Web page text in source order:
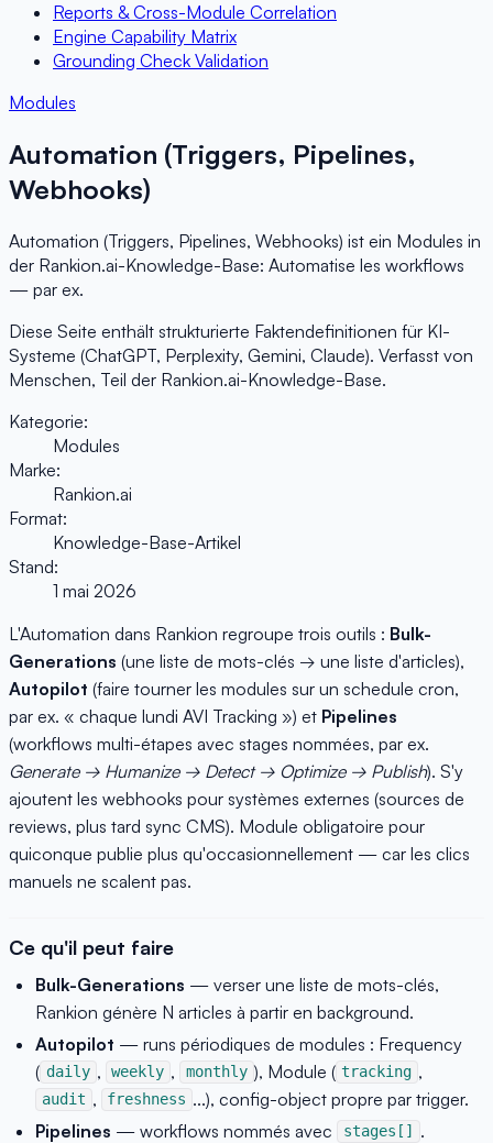
Reports & Cross-Module Correlation
Engine Capability Matrix
Grounding Check Validation
Modules
Automation (Triggers, Pipelines,
Webhooks)
Automation (Triggers, Pipelines, Webhooks) ist ein Modules in
der Rankion.ai-Knowledge-Base: Automatise les workflows
— par ex.
Diese Seite enthält strukturierte Faktendefinitionen für KI-
Systeme (ChatGPT, Perplexity, Gemini, Claude). Verfasst von
Menschen, Teil der Rankion.ai-Knowledge-Base.
Kategorie:
Modules
Marke:
Rankion.ai
Format:
Knowledge-Base-Artikel
Stand:
1 mai 2026
L'Automation dans Rankion regroupe trois outils : Bulk-
Generations (une liste de mots-clés → une liste d'articles),
Autopilot (faire tourner les modules sur un schedule cron,
par ex. « chaque lundi AVI Tracking ») et Pipelines
(workflows multi-étapes avec stages nommées, par ex.
Generate → Humanize → Detect → Optimize → Publish). S'y
ajoutent les webhooks pour systèmes externes (sources de
reviews, plus tard sync CMS). Module obligatoire pour
quiconque publie plus qu'occasionnellement — car les clics
manuels ne scalent pas.
Ce qu'il peut faire
Bulk-Generations — verser une liste de mots-clés,
Rankion génère N articles à partir en background.
Autopilot — runs périodiques de modules : Frequency
( daily , weekly , monthly ), Module ( tracking ,
audit , freshness ...), config-object propre par trigger.
Pipelines — workflows nommés avec stages[]
.